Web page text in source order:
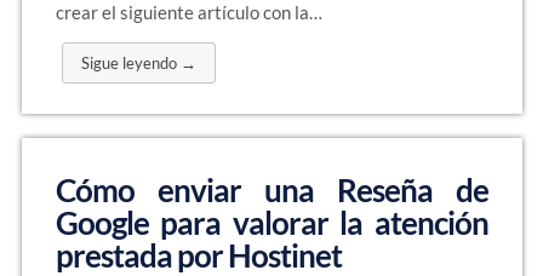
crear el siguiente artículo con la…
Sigue leyendo →
Cómo enviar una Reseña de
Google para valorar la atención
prestada por Hostinet